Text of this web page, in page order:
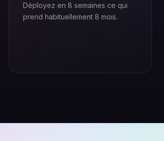
Déployez en 8 semaines ce qui
prend habituellement 8 mois.